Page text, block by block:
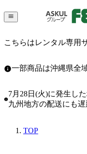
こちらはレンタル専用
一部商品は沖縄県全
7月28日(火)に発生し
九州地方の配送にも
TOP